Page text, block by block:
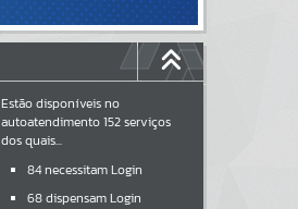
Estão disponíveis no
autoatendimento152serviços
dos quais...
84necessitam Login
68dispensam Login